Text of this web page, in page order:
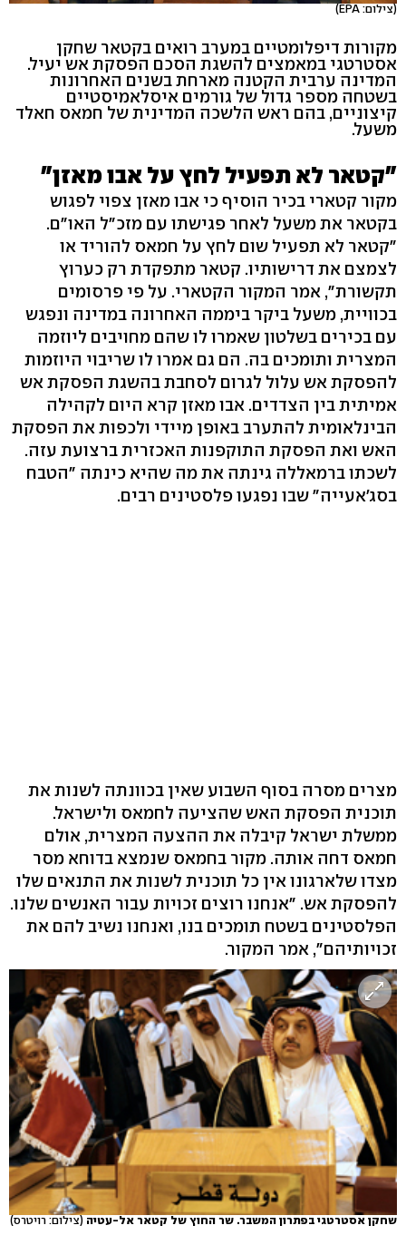
(צילום: EPA)
מקורות דיפלומטיים במערב רואים בקטאר שחקן
אסטרטגי במאמצים להשגת הסכם הפסקת אש יעיל.
המדינה ערבית הקטנה מארחת בשנים האחרונות
בשטחה מספר גדול של גורמים איסלאמיסטיים
קיצוניים, בהם ראש הלשכה המדינית של חמאס חאלד
משעל.
"קטאר לא תפעיל לחץ על אבו מאזן"
מקור קטארי בכיר הוסיף כי אבו מאזן צפוי לפגוש
בקטאר את משעל לאחר פגישתו עם מזכ"ל האו"ם.
"קטאר לא תפעיל שום לחץ על חמאס להוריד או
לצמצם את דרישותיו. קטאר מתפקדת רק כערוץ
תקשורת", אמר המקור הקטארי. על פי פרסומים
בכוויית, משעל ביקר ביממה האחרונה במדינה ונפגש
עם בכירים בשלטון שאמרו לו שהם מחויבים ליוזמה
המצרית ותומכים בה. הם גם אמרו לו שריבוי היוזמות
להפסקת אש עלול לגרום לסחבת בהשגת הפסקת אש
אמיתית בין הצדדים. אבו מאזן קרא היום לקהילה
הבינלאומית להתערב באופן מיידי ולכפות את הפסקת
האש ואת הפסקת התוקפנות האכזרית ברצועת עזה.
לשכתו ברמאללה גינתה את מה שהיא כינתה "הטבח
בסג'אעייה" שבו נפגעו פלסטינים רבים.
מצרים מסרה בסוף השבוע שאין בכוונתה לשנות את
תוכנית הפסקת האש שהציעה לחמאס ולישראל.
ממשלת ישראל קיבלה את ההצעה המצרית, אולם
חמאס דחה אותה. מקור בחמאס שנמצא בדוחא מסר
מצדו שלארגונו אין כל תוכנית לשנות את התנאים שלו
להפסקת אש. "אנחנו רוצים זכויות עבור האנשים שלנו.
הפלסטינים בשטח תומכים בנו, ואנחנו נשיב להם את
זכויותיהם", אמר המקור.
שחקן אסטרטגי בפתרון המשבר. שר החוץ של קטאר אל-עטיה (צילום: רויטרס)